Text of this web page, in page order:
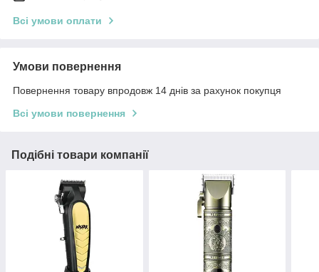
Всі умови оплати
Умови повернення
Повернення товару впродовж 14 днів за рахунок покупця
Всі умови повернення
Подібні товари компанії